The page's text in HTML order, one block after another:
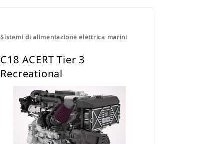
Sistemi di alimentazione elettrica marini
C18 ACERT Tier 3
Recreational